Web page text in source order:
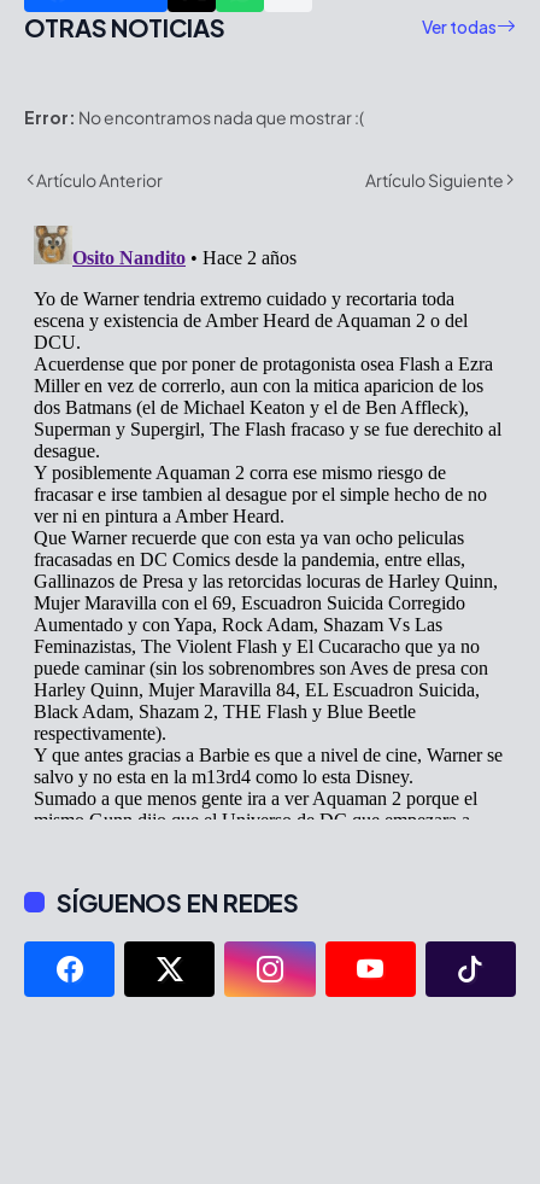
OTRAS NOTICIAS Ver todas
Error: No encontramos nada que mostrar :(
Artículo Anterior Artículo Siguiente
SÍGUENOS EN REDES